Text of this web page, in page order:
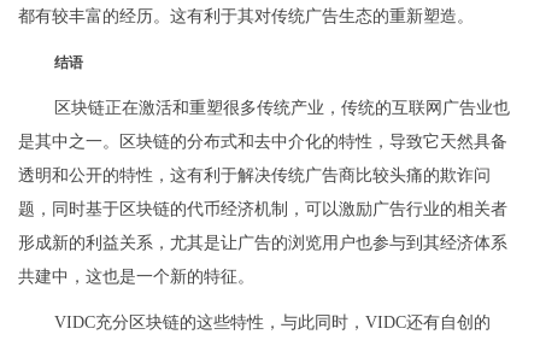
都有较丰富的经历。这有利于其对传统广告生态的重新塑造。
结语
区块链正在激活和重塑很多传统产业，传统的互联网广告业也
是其中之一。区块链的分布式和去中介化的特性，导致它天然具备
透明和公开的特性，这有利于解决传统广告商比较头痛的欺诈问
题，同时基于区块链的代币经济机制，可以激励广告行业的相关者
形成新的利益关系，尤其是让广告的浏览用户也参与到其经济体系
共建中，这也是一个新的特征。
VIDC充分区块链的这些特性，与此同时，VIDC还有自创的